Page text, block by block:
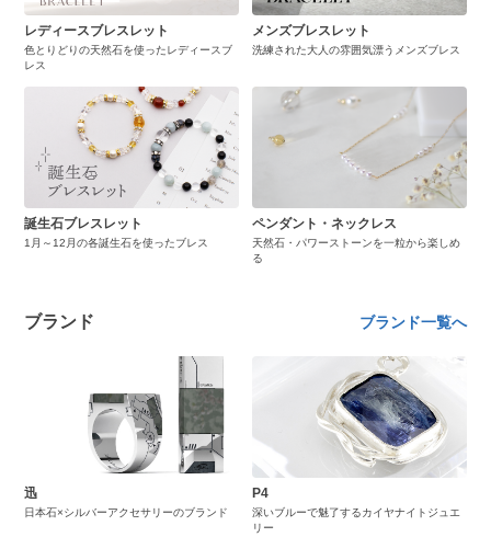
レディースブレスレット
色とりどりの天然石を使ったレディースブ
レス
メンズブレスレット
洗練された大人の雰囲気漂うメンズブレス
誕生石ブレスレット
1月～12月の各誕生石を使ったブレス
ペンダント・ネックレス
天然石・パワーストーンを一粒から楽しめ
る
ブランド ブランド一覧へ
迅
日本石×シルバーアクセサリーのブランド
P4
深いブルーで魅了するカイヤナイトジュエ
リー